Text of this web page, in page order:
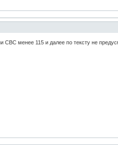
СВС менее 115 и далее по тексту не